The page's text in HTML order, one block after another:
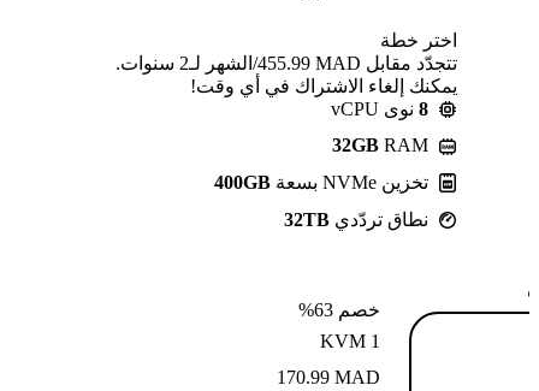
اختر خطة
تتجدّد مقابل MAD ⁦455.99⁩/الشهر لـ2 سنوات.
يمكنك إلغاء الاشتراك في أي وقت!
8 نوى vCPU
32GB RAM
تخزين NVMe بسعة
400GB
نطاق تردّدي 32TB
خصم 63%
KVM 1
MAD
170.99